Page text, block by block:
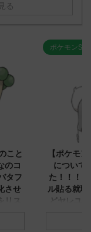
る
こと
のコ
タフ
させ
ス
どう
ポケモンSV
【ポケモ
について
た！！！
ル貼る就
どヤレユ